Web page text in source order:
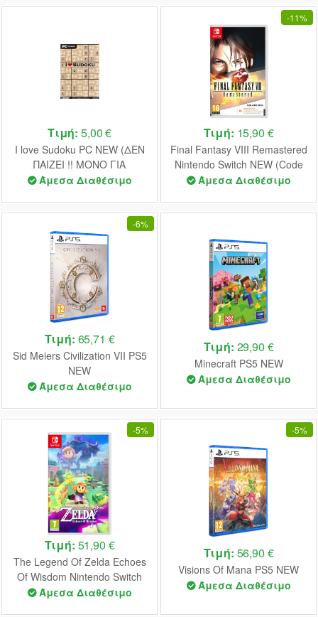
Τιμή: 5,00 €
I love Sudoku PC NEW (ΔΕΝ
ΠΑΙΖΕΙ !! ΜΟΝΟ ΓΙΑ
ΣΥΛΛΟΓΗ)
Άμεσα Διαθέσιμο
-11%
Τιμή: 15,90 €
Final Fantasy VIII Remastered
Nintendo Switch NEW (Code
in the Box)
Άμεσα Διαθέσιμο
-6%
Τιμή: 65,71 €
Sid Meiers Civilization VII PS5
NEW
Άμεσα Διαθέσιμο
Τιμή: 29,90 €
Minecraft PS5 NEW
Άμεσα Διαθέσιμο
-5%
Τιμή: 51,90 €
The Legend Of Zelda Echoes
Of Wisdom Nintendo Switch
NEW
Άμεσα Διαθέσιμο
-5%
Τιμή: 56,90 €
Visions Of Mana PS5 NEW
Άμεσα Διαθέσιμο